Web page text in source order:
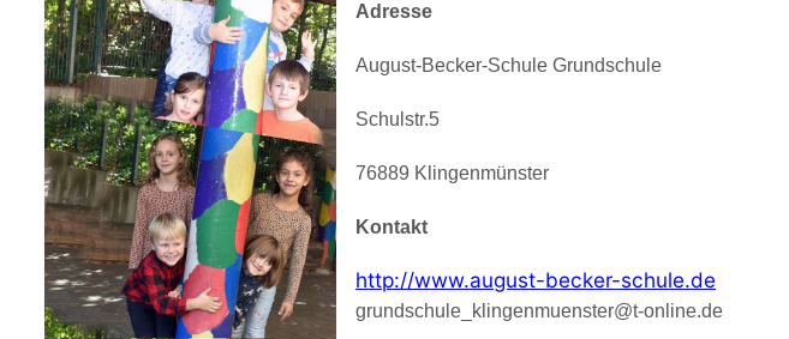
Adresse
August-Becker-Schule Grundschule
Schulstr.5
76889 Klingenmünster
Kontakt
http://www.august-becker-schule.de
grundschule_klingenmuenster@t-online.de